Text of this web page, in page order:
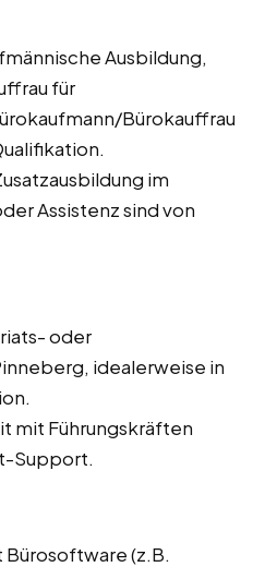
Ausbildung,
für
Bürokauffrau
im
Assistenz sind von
oder
idealerweise in
mit Führungskräften
Support.
(z.B.